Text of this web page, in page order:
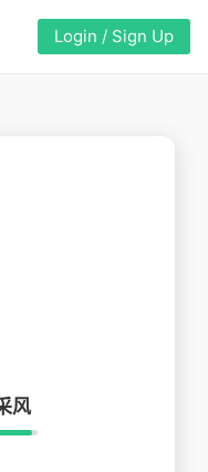
Login / Sign Up